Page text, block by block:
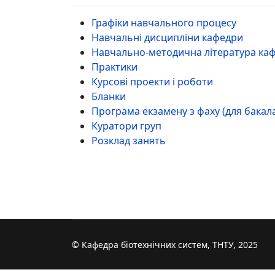
Графіки навчального процесу
Навчальні дисципліни кафедри
Навчально-методична література
Практики
Курсові проекти і роботи
Бланки
Програма екзамену з фаху (для
Куратори груп
Розклад занять
© Кафедра біотехнічних систем, ТНТУ, 2025